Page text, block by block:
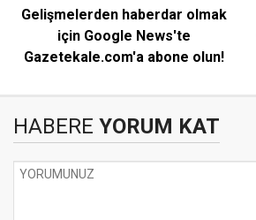
Gelişmelerden haberdar olmak
için Google News'te
Gazetekale.com'a abone olun!
HABERE YORUM KAT